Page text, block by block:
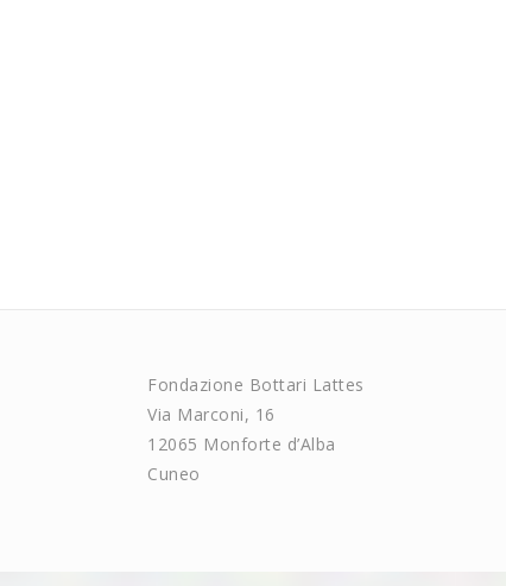
Fondazione Bottari Lattes
Via Marconi, 16
12065 Monforte d’Alba
Cuneo